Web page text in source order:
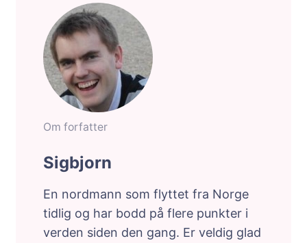
Om forfatter
Sigbjorn
En nordmann som flyttet fra Norge
tidlig og har bodd på flere punkter i
verden siden den gang. Er veldig glad